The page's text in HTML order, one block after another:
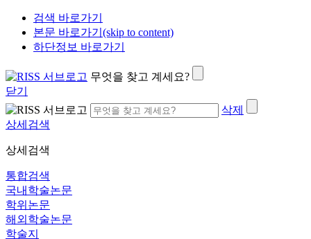
검색 바로가기
본문 바로가기(skip to content)
하단정보 바로가기
무엇을 찾고 계세요?
닫기
삭제
상세검색
상세검색
통합검색
국내학술논문
학위논문
해외학술논문
학술지